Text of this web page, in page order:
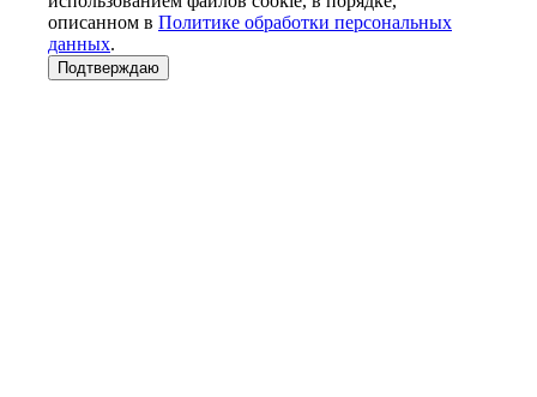
описанном в Политике обработки персональных
данных.
Подтверждаю